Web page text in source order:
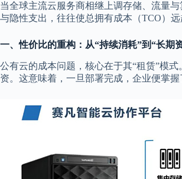
当全球主流云服务商相继上调存储、流量
与隐性支出，往往使总拥有成本（TCO）
一、性价比的重构：从“持续消耗”到“长期
公有云的成本问题，核心在于其“租赁”模
资。这意味着，一旦部署完成，企业便掌